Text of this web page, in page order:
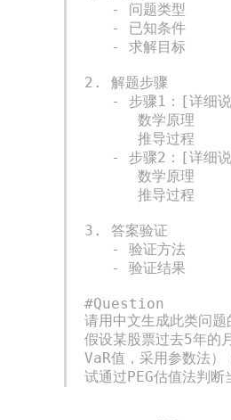
2. 解题步骤
3. 答案验证
#Question
请用中文生成此类问题
假设某股票过去5年的
VaR值，采用参数法）
试通过PEG估值法判